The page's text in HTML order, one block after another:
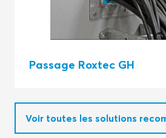
Passage Roxtec GH
Voir toutes les solutions